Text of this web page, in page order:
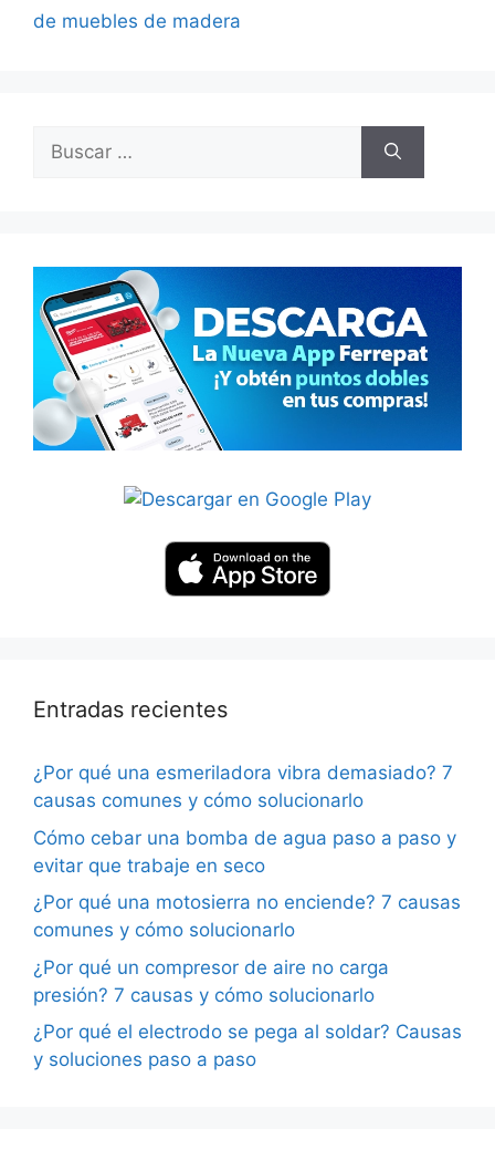
de muebles de madera
Entradas recientes
¿Por qué una esmeriladora vibra demasiado? 7
causas comunes y cómo solucionarlo
Cómo cebar una bomba de agua paso a paso y
evitar que trabaje en seco
¿Por qué una motosierra no enciende? 7 causas
comunes y cómo solucionarlo
¿Por qué un compresor de aire no carga
presión? 7 causas y cómo solucionarlo
¿Por qué el electrodo se pega al soldar? Causas
y soluciones paso a paso